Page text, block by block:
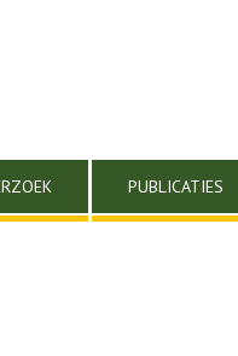
PUBLICATIES